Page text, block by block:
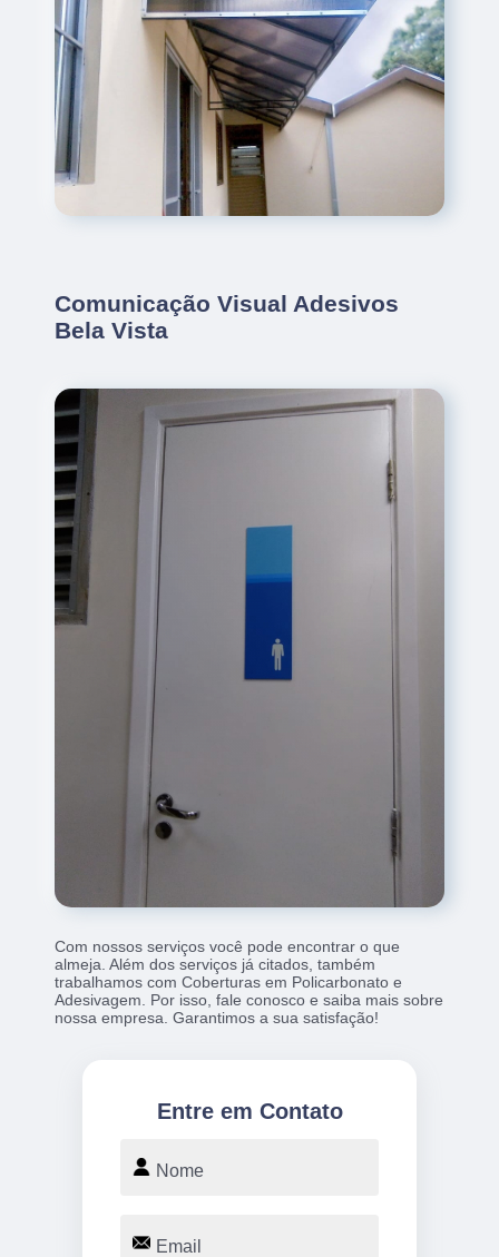
Comunicação Visual Adesivos
Bela Vista
Com nossos serviços você pode encontrar o que
almeja. Além dos serviços já citados, também
trabalhamos com Coberturas em Policarbonato e
Adesivagem. Por isso, fale conosco e saiba mais sobre
nossa empresa. Garantimos a sua satisfação!
Entre em Contato